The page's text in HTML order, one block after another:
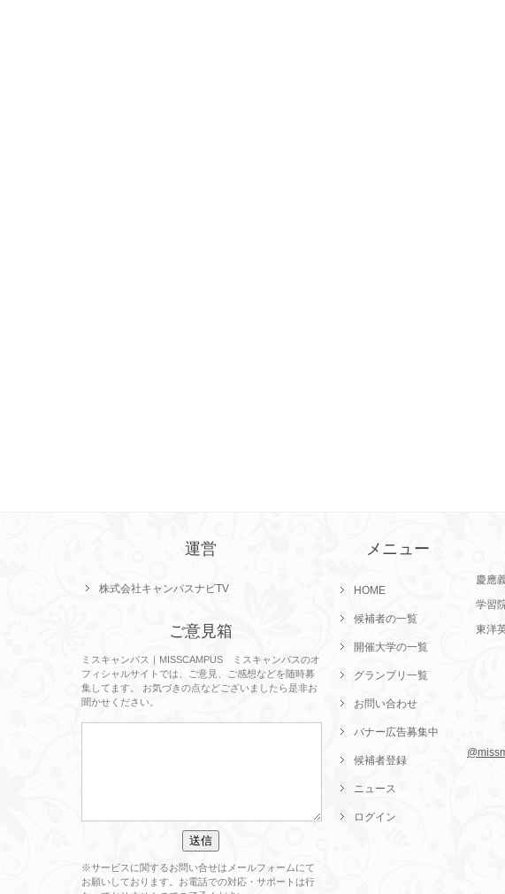
運営
株式会社キャンパスナビTV
ご意見箱
ミスキャンパス｜MISSCAMPUS ミスキャンパスのオ
フィシャルサイトでは、ご意見、ご感想などを随時募
集してます。 お気づきの点などございましたら是非お
聞かせください。
※サービスに関するお問い合せはメールフォームにて
お願いしております。お電話での対応・サポートは行
メニュー
HOME
候補者の一覧
開催大学の一覧
グランプリ一覧
お問い合わせ
バナー広告募集中
候補者登録
ニュース
ログイン
慶應
学習
東洋